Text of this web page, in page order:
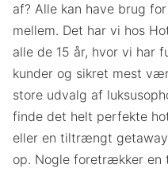
af? Alle kan have brug
mellem. Det har vi hos
alle de 15 år, hvor vi har
kunder og sikret mest
store udvalg af
finde det helt perfekte
eller en tiltrængt
op. Nogle foretrækker en